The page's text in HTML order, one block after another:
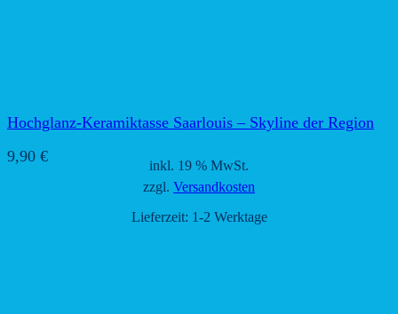
Hochglanz-Keramiktasse Saarlouis – Skyline der Region
9,90 €
inkl. 19 % MwSt.
zzgl. Versandkosten
Lieferzeit: 1-2 Werktage